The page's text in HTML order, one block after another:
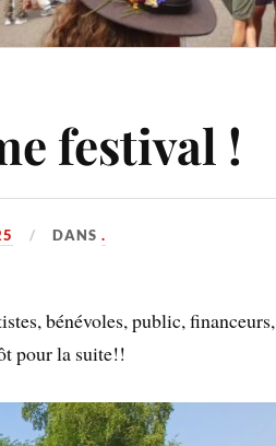
festival !
DANS.
bénévoles, public, financeurs,
pour la suite!!